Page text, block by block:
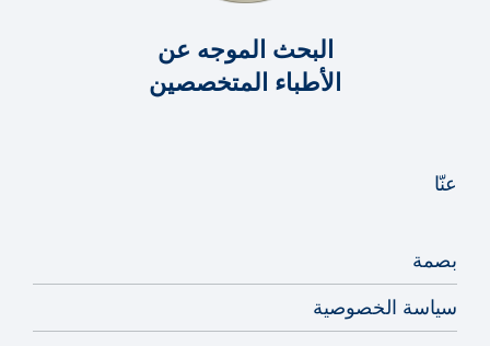
البحث الموجه عن
الأطباء المتخصصين
عنّا
بصمة
سياسة الخصوصية